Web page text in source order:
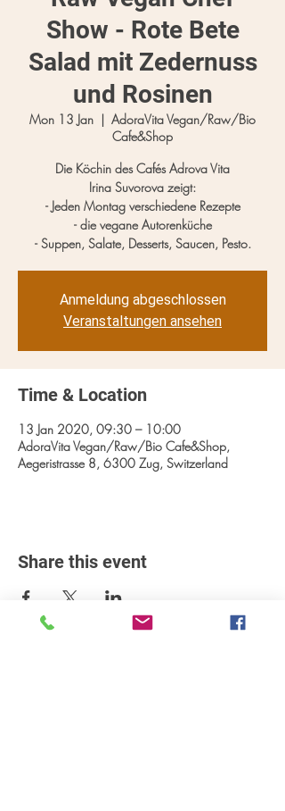
Show - Rote Bete
Salad mit Zedernuss
und Rosinen
Mon 13 Jan
  |
AdoraVita Vegan/Raw/Bio
Cafe&Shop
Die Köchin des Cafés Adrova Vita
Irina Suvorova zeigt:
- Jeden Montag verschiedene Rezepte
- die vegane Autorenküche
- Suppen, Salate, Desserts, Saucen, Pesto.
Anmeldung abgeschlossen
Veranstaltungen ansehen
Time & Location
13 Jan 2020, 09:30 – 10:00
AdoraVita Vegan/Raw/Bio Cafe&Shop,
Aegeristrasse 8, 6300 Zug, Switzerland
Share this event